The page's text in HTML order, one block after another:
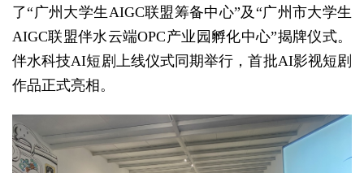
了“广州大学生AIGC联盟筹备中心”及“广州市大学生
AIGC联盟伴水云端OPC产业园孵化中心”揭牌仪式。
伴水科技AI短剧上线仪式同期举行，首批AI影视短剧
作品正式亮相。